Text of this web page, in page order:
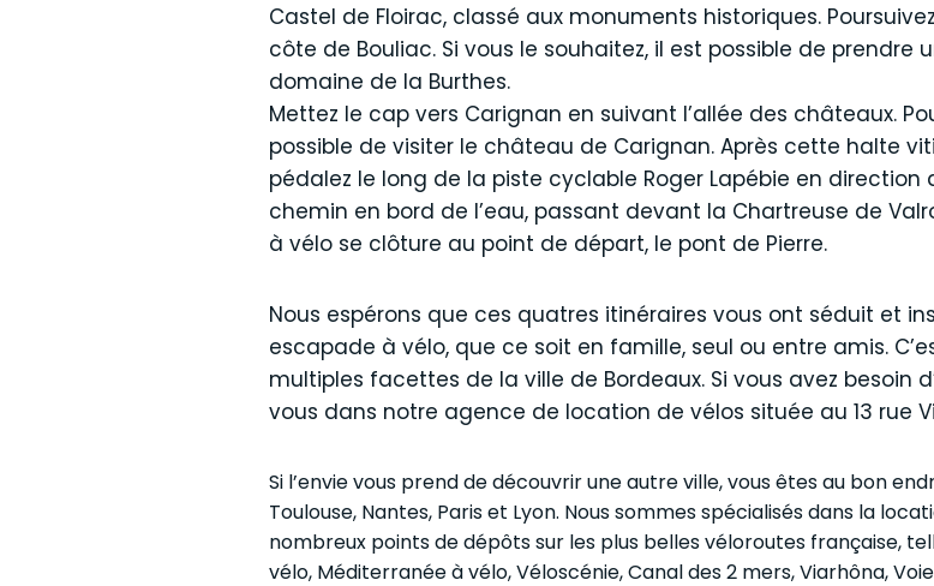
Castel de Floirac, classé aux monuments historiques.
côte de Bouliac. Si vous le souhaitez, il est possible de
domaine de la Burthes.
Mettez le cap vers Carignan en suivant l’allée des châteaux.
possible de visiter le château de Carignan. Après cette halte
pédalez le long de la piste cyclable Roger Lapébie en direction
chemin en bord de l’eau, passant devant la Chartreuse de
à vélo se clôture au point de départ, le pont de Pierre.
Nous espérons que ces quatres itinéraires vous ont séduit et
escapade à vélo, que ce soit en famille, seul ou entre amis.
multiples facettes de la ville de Bordeaux. Si vous avez besoin
vous dans notre agence de location de vélos située au 13 rue
Si l’envie vous prend de découvrir une autre ville, vous êtes au bon
Toulouse, Nantes, Paris et Lyon. Nous sommes spécialisés dans la
nombreux points de dépôts sur les plus belles véloroutes française,
vélo, Méditerranée à vélo, Véloscénie, Canal des 2 mers, Viarhôna,